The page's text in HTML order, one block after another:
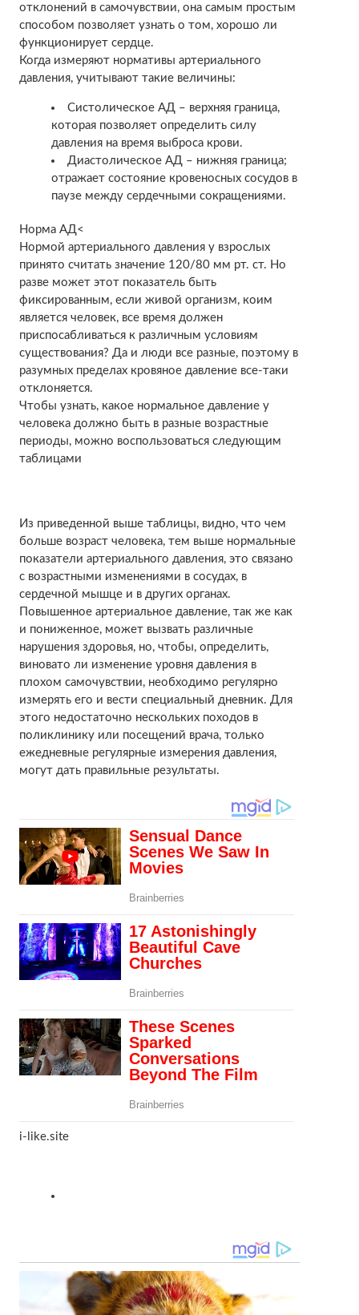
отклонений в самочувствии, она самым простым
способом позволяет узнать о том, хорошо ли
функционирует сердце.
Когда измеряют нормативы артериального
давления, учитывают такие величины:
Систолическое АД – верхняя граница,
которая позволяет определить силу
давления на время выброса крови.
Диастолическое АД – нижняя граница;
отражает состояние кровеносных сосудов в
паузе между сердечными сокращениями.
Норма АД<
Нормой артериального давления у взрослых
принято считать значение 120/80 мм рт. ст. Но
разве может этот показатель быть
фиксированным, если живой организм, коим
является человек, все время должен
приспосабливаться к различным условиям
существования? Да и люди все разные, поэтому в
разумных пределах кровяное давление все-таки
отклоняется.
Чтобы узнать, какое нормальное давление у
человека должно быть в разные возрастные
периоды, можно воспользоваться следующим
таблицами
Из приведенной выше таблицы, видно, что чем
больше возраст человека, тем выше нормальные
показатели артериального давления, это связано
с возрастными изменениями в сосудах, в
сердечной мышце и в других органах.
Повышенное артериальное давление, так же как
и пониженное, может вызвать различные
нарушения здоровья, но, чтобы, определить,
виновато ли изменение уровня давления в
плохом самочувствии, необходимо регулярно
измерять его и вести специальный дневник. Для
этого недостаточно нескольких походов в
поликлинику или посещений врача, только
ежедневные регулярные измерения давления,
могут дать правильные результаты.
i-like.site